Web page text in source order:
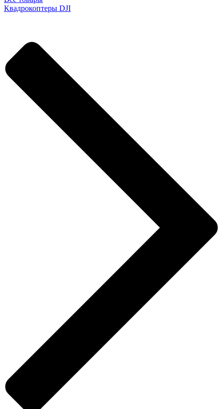
Квадрокоптеры DJI